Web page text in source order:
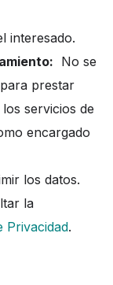
interesado.
No se
prestar
servicios de
encargado
los datos.
la
Privacidad.